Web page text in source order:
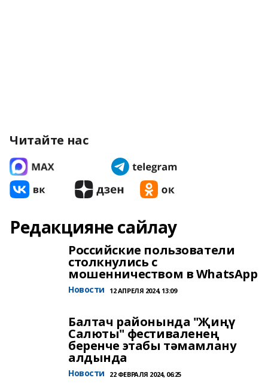
Читайте нас
Редакцияне сайлау
Российские пользователи
столкнулись с
мошенничеством в WhatsApp
Новости 12 АПРЕЛЯ 2024, 13:09
Балтач районында "Җиңү
Салюты" фестиваленең
беренче этабы тәмамлану
алдында
Новости 22 ФЕВРАЛЯ 2024, 06:25